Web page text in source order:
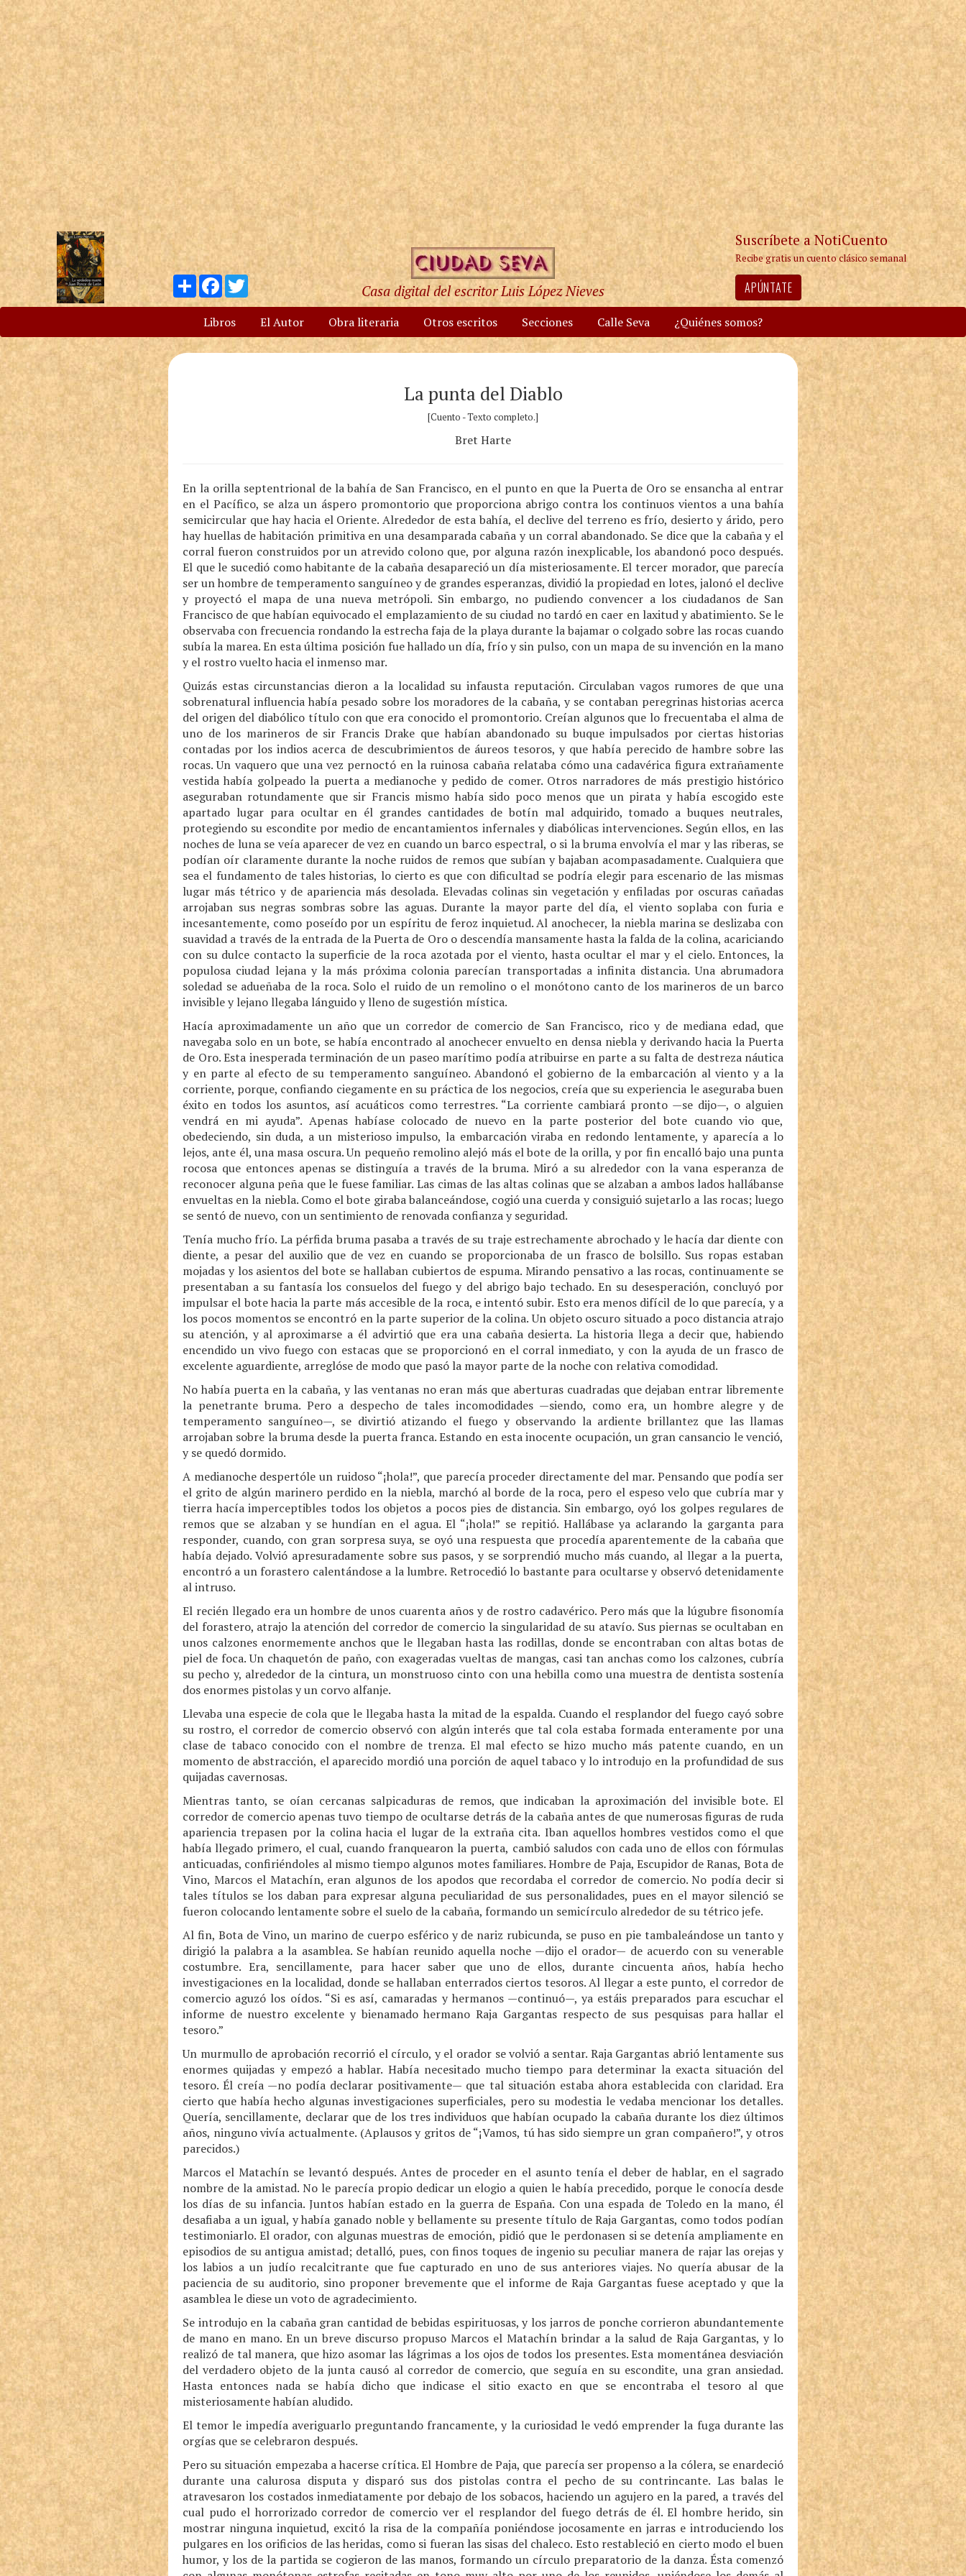
Compartir
Facebook
Twitter
Casa digital del escritor Luis López Nieves
Suscríbete a NotiCuento
Recibe gratis un cuento clásico semanal
APÚNTATE
Libros El Autor Obra literaria Otros escritos Secciones Calle Seva ¿Quiénes somos?
La punta del Diablo
[Cuento - Texto completo.]
Bret Harte
En la orilla septentrional de la bahía de San Francisco, en el punto en que la Puerta de Oro se ensancha al entrar
en el Pacífico, se alza un áspero promontorio que proporciona abrigo contra los continuos vientos a una bahía
semicircular que hay hacia el Oriente. Alrededor de esta bahía, el declive del terreno es frío, desierto y árido, pero
hay huellas de habitación primitiva en una desamparada cabaña y un corral abandonado. Se dice que la cabaña y el
corral fueron construidos por un atrevido colono que, por alguna razón inexplicable, los abandonó poco después.
El que le sucedió como habitante de la cabaña desapareció un día misteriosamente. El tercer morador, que parecía
ser un hombre de temperamento sanguíneo y de grandes esperanzas, dividió la propiedad en lotes, jalonó el declive
y proyectó el mapa de una nueva metrópoli. Sin embargo, no pudiendo convencer a los ciudadanos de San
Francisco de que habían equivocado el emplazamiento de su ciudad no tardó en caer en laxitud y abatimiento. Se le
observaba con frecuencia rondando la estrecha faja de la playa durante la bajamar o colgado sobre las rocas cuando
subía la marea. En esta última posición fue hallado un día, frío y sin pulso, con un mapa de su invención en la mano
y el rostro vuelto hacia el inmenso mar.
Quizás estas circunstancias dieron a la localidad su infausta reputación. Circulaban vagos rumores de que una
sobrenatural influencia había pesado sobre los moradores de la cabaña, y se contaban peregrinas historias acerca
del origen del diabólico título con que era conocido el promontorio. Creían algunos que lo frecuentaba el alma de
uno de los marineros de sir Francis Drake que habían abandonado su buque impulsados por ciertas historias
contadas por los indios acerca de descubrimientos de áureos tesoros, y que había perecido de hambre sobre las
rocas. Un vaquero que una vez pernoctó en la ruinosa cabaña relataba cómo una cadavérica figura extrañamente
vestida había golpeado la puerta a medianoche y pedido de comer. Otros narradores de más prestigio histórico
aseguraban rotundamente que sir Francis mismo había sido poco menos que un pirata y había escogido este
apartado lugar para ocultar en él grandes cantidades de botín mal adquirido, tomado a buques neutrales,
protegiendo su escondite por medio de encantamientos infernales y diabólicas intervenciones. Según ellos, en las
noches de luna se veía aparecer de vez en cuando un barco espectral, o si la bruma envolvía el mar y las riberas, se
podían oír claramente durante la noche ruidos de remos que subían y bajaban acompasadamente. Cualquiera que
sea el fundamento de tales historias, lo cierto es que con dificultad se podría elegir para escenario de las mismas
lugar más tétrico y de apariencia más desolada. Elevadas colinas sin vegetación y enfiladas por oscuras cañadas
arrojaban sus negras sombras sobre las aguas. Durante la mayor parte del día, el viento soplaba con furia e
incesantemente, como poseído por un espíritu de feroz inquietud. Al anochecer, la niebla marina se deslizaba con
suavidad a través de la entrada de la Puerta de Oro o descendía mansamente hasta la falda de la colina, acariciando
con su dulce contacto la superficie de la roca azotada por el viento, hasta ocultar el mar y el cielo. Entonces, la
populosa ciudad lejana y la más próxima colonia parecían transportadas a infinita distancia. Una abrumadora
soledad se adueñaba de la roca. Solo el ruido de un remolino o el monótono canto de los marineros de un barco
invisible y lejano llegaba lánguido y lleno de sugestión mística.
Hacía aproximadamente un año que un corredor de comercio de San Francisco, rico y de mediana edad, que
navegaba solo en un bote, se había encontrado al anochecer envuelto en densa niebla y derivando hacia la Puerta
de Oro. Esta inesperada terminación de un paseo marítimo podía atribuirse en parte a su falta de destreza náutica
y en parte al efecto de su temperamento sanguíneo. Abandonó el gobierno de la embarcación al viento y a la
corriente, porque, confiando ciegamente en su práctica de los negocios, creía que su experiencia le aseguraba buen
éxito en todos los asuntos, así acuáticos como terrestres. “La corriente cambiará pronto —se dijo—, o alguien
vendrá en mi ayuda”. Apenas habíase colocado de nuevo en la parte posterior del bote cuando vio que,
obedeciendo, sin duda, a un misterioso impulso, la embarcación viraba en redondo lentamente, y aparecía a lo
lejos, ante él, una masa oscura. Un pequeño remolino alejó más el bote de la orilla, y por fin encalló bajo una punta
rocosa que entonces apenas se distinguía a través de la bruma. Miró a su alrededor con la vana esperanza de
reconocer alguna peña que le fuese familiar. Las cimas de las altas colinas que se alzaban a ambos lados hallábanse
envueltas en la niebla. Como el bote giraba balanceándose, cogió una cuerda y consiguió sujetarlo a las rocas; luego
se sentó de nuevo, con un sentimiento de renovada confianza y seguridad.
Tenía mucho frío. La pérfida bruma pasaba a través de su traje estrechamente abrochado y le hacía dar diente con
diente, a pesar del auxilio que de vez en cuando se proporcionaba de un frasco de bolsillo. Sus ropas estaban
mojadas y los asientos del bote se hallaban cubiertos de espuma. Mirando pensativo a las rocas, continuamente se
presentaban a su fantasía los consuelos del fuego y del abrigo bajo techado. En su desesperación, concluyó por
impulsar el bote hacia la parte más accesible de la roca, e intentó subir. Esto era menos difícil de lo que parecía, y a
los pocos momentos se encontró en la parte superior de la colina. Un objeto oscuro situado a poco distancia atrajo
su atención, y al aproximarse a él advirtió que era una cabaña desierta. La historia llega a decir que, habiendo
encendido un vivo fuego con estacas que se proporcionó en el corral inmediato, y con la ayuda de un frasco de
excelente aguardiente, arreglóse de modo que pasó la mayor parte de la noche con relativa comodidad.
No había puerta en la cabaña, y las ventanas no eran más que aberturas cuadradas que dejaban entrar libremente
la penetrante bruma. Pero a despecho de tales incomodidades —siendo, como era, un hombre alegre y de
temperamento sanguíneo—, se divirtió atizando el fuego y observando la ardiente brillantez que las llamas
arrojaban sobre la bruma desde la puerta franca. Estando en esta inocente ocupación, un gran cansancio le venció,
y se quedó dormido.
A medianoche despertóle un ruidoso “¡hola!”, que parecía proceder directamente del mar. Pensando que podía ser
el grito de algún marinero perdido en la niebla, marchó al borde de la roca, pero el espeso velo que cubría mar y
tierra hacía imperceptibles todos los objetos a pocos pies de distancia. Sin embargo, oyó los golpes regulares de
remos que se alzaban y se hundían en el agua. El “¡hola!” se repitió. Hallábase ya aclarando la garganta para
responder, cuando, con gran sorpresa suya, se oyó una respuesta que procedía aparentemente de la cabaña que
había dejado. Volvió apresuradamente sobre sus pasos, y se sorprendió mucho más cuando, al llegar a la puerta,
encontró a un forastero calentándose a la lumbre. Retrocedió lo bastante para ocultarse y observó detenidamente
al intruso.
El recién llegado era un hombre de unos cuarenta años y de rostro cadavérico. Pero más que la lúgubre fisonomía
del forastero, atrajo la atención del corredor de comercio la singularidad de su atavío. Sus piernas se ocultaban en
unos calzones enormemente anchos que le llegaban hasta las rodillas, donde se encontraban con altas botas de
piel de foca. Un chaquetón de paño, con exageradas vueltas de mangas, casi tan anchas como los calzones, cubría
su pecho y, alrededor de la cintura, un monstruoso cinto con una hebilla como una muestra de dentista sostenía
dos enormes pistolas y un corvo alfanje.
Llevaba una especie de cola que le llegaba hasta la mitad de la espalda. Cuando el resplandor del fuego cayó sobre
su rostro, el corredor de comercio observó con algún interés que tal cola estaba formada enteramente por una
clase de tabaco conocido con el nombre de trenza. El mal efecto se hizo mucho más patente cuando, en un
momento de abstracción, el aparecido mordió una porción de aquel tabaco y lo introdujo en la profundidad de sus
quijadas cavernosas.
Mientras tanto, se oían cercanas salpicaduras de remos, que indicaban la aproximación del invisible bote. El
corredor de comercio apenas tuvo tiempo de ocultarse detrás de la cabaña antes de que numerosas figuras de ruda
apariencia trepasen por la colina hacia el lugar de la extraña cita. Iban aquellos hombres vestidos como el que
había llegado primero, el cual, cuando franquearon la puerta, cambió saludos con cada uno de ellos con fórmulas
anticuadas, confiriéndoles al mismo tiempo algunos motes familiares. Hombre de Paja, Escupidor de Ranas, Bota de
Vino, Marcos el Matachín, eran algunos de los apodos que recordaba el corredor de comercio. No podía decir si
tales títulos se los daban para expresar alguna peculiaridad de sus personalidades, pues en el mayor silenció se
fueron colocando lentamente sobre el suelo de la cabaña, formando un semicírculo alrededor de su tétrico jefe.
Al fin, Bota de Vino, un marino de cuerpo esférico y de nariz rubicunda, se puso en pie tambaleándose un tanto y
dirigió la palabra a la asamblea. Se habían reunido aquella noche —dijo el orador— de acuerdo con su venerable
costumbre. Era, sencillamente, para hacer saber que uno de ellos, durante cincuenta años, había hecho
investigaciones en la localidad, donde se hallaban enterrados ciertos tesoros. Al llegar a este punto, el corredor de
comercio aguzó los oídos. “Si es así, camaradas y hermanos —continuó—, ya estáis preparados para escuchar el
informe de nuestro excelente y bienamado hermano Raja Gargantas respecto de sus pesquisas para hallar el
tesoro.”
Un murmullo de aprobación recorrió el círculo, y el orador se volvió a sentar. Raja Gargantas abrió lentamente sus
enormes quijadas y empezó a hablar. Había necesitado mucho tiempo para determinar la exacta situación del
tesoro. Él creía —no podía declarar positivamente— que tal situación estaba ahora establecida con claridad. Era
cierto que había hecho algunas investigaciones superficiales, pero su modestia le vedaba mencionar los detalles.
Quería, sencillamente, declarar que de los tres individuos que habían ocupado la cabaña durante los diez últimos
años, ninguno vivía actualmente. (Aplausos y gritos de “¡Vamos, tú has sido siempre un gran compañero!”, y otros
parecidos.)
Marcos el Matachín se levantó después. Antes de proceder en el asunto tenía el deber de hablar, en el sagrado
nombre de la amistad. No le parecía propio dedicar un elogio a quien le había precedido, porque le conocía desde
los días de su infancia. Juntos habían estado en la guerra de España. Con una espada de Toledo en la mano, él
desafiaba a un igual, y había ganado noble y bellamente su presente título de Raja Gargantas, como todos podían
testimoniarlo. El orador, con algunas muestras de emoción, pidió que le perdonasen si se detenía ampliamente en
episodios de su antigua amistad; detalló, pues, con finos toques de ingenio su peculiar manera de rajar las orejas y
los labios a un judío recalcitrante que fue capturado en uno de sus anteriores viajes. No quería abusar de la
paciencia de su auditorio, sino proponer brevemente que el informe de Raja Gargantas fuese aceptado y que la
asamblea le diese un voto de agradecimiento.
Se introdujo en la cabaña gran cantidad de bebidas espirituosas, y los jarros de ponche corrieron abundantemente
de mano en mano. En un breve discurso propuso Marcos el Matachín brindar a la salud de Raja Gargantas, y lo
realizó de tal manera, que hizo asomar las lágrimas a los ojos de todos los presentes. Esta momentánea desviación
del verdadero objeto de la junta causó al corredor de comercio, que seguía en su escondite, una gran ansiedad.
Hasta entonces nada se había dicho que indicase el sitio exacto en que se encontraba el tesoro al que
misteriosamente habían aludido.
El temor le impedía averiguarlo preguntando francamente, y la curiosidad le vedó emprender la fuga durante las
orgías que se celebraron después.
Pero su situación empezaba a hacerse crítica. El Hombre de Paja, que parecía ser propenso a la cólera, se enardeció
durante una calurosa disputa y disparó sus dos pistolas contra el pecho de su contrincante. Las balas le
atravesaron los costados inmediatamente por debajo de los sobacos, haciendo un agujero en la pared, a través del
cual pudo el horrorizado corredor de comercio ver el resplandor del fuego detrás de él. El hombre herido, sin
mostrar ninguna inquietud, excitó la risa de la compañía poniéndose jocosamente en jarras e introduciendo los
pulgares en los orificios de las heridas, como si fueran las sisas del chaleco. Esto restableció en cierto modo el buen
humor, y los de la partida se cogieron de las manos, formando un círculo preparatorio de la danza. Ésta comenzó
Anótate en NotiCuento
Recibe gratis un cuento clásico semanal
por correo electrónico
Suscribirse